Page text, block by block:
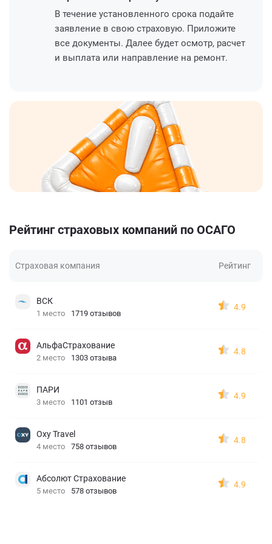
В течение установленного срока подайте
заявление в свою страховую. Приложите
все документы. Далее будет осмотр, расчет
и выплата или направление на ремонт.
Рейтинг страховых компаний по ОСАГО
Страховая компания Рейтинг
ВСК
1 место 1719 отзывов
4.9
АльфаСтрахование
2 место 1303 отзыва
4.8
ПАРИ
3 место 1101 отзыв
4.9
Oxy Travel
4 место 758 отзывов
4.8
Абсолют Страхование
5 место 578 отзывов
4.9